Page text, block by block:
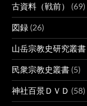
古資料（戦前） (69)
図録 (26)
山岳宗教史研究叢書
民衆宗教史叢書 (5)
神社百景ＤＶＤ (58)